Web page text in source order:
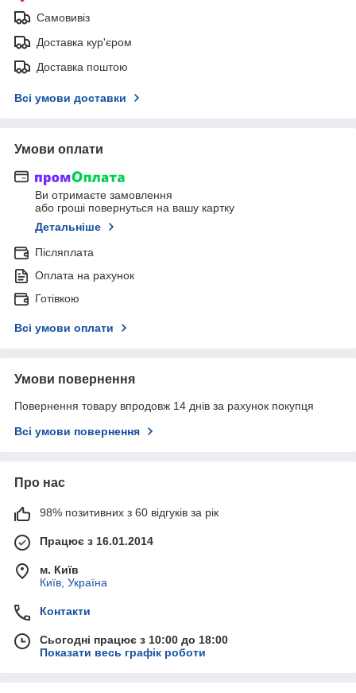
Самовивіз
Доставка кур'єром
Доставка поштою
Всі умови доставки
Умови оплати
Ви отримаєте замовлення
або гроші повернуться на вашу картку
Детальніше
Післяплата
Оплата на рахунок
Готівкою
Всі умови оплати
Умови повернення
Повернення товару впродовж 14 днів за рахунок покупця
Всі умови повернення
Про нас
98% позитивних з 60 відгуків за рік
Працює з 16.01.2014
м. Київ
Київ, Україна
Контакти
Сьогодні працює з 10:00 до 18:00
Показати весь графік роботи